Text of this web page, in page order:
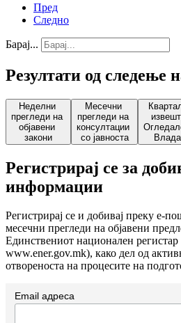
Пред
Следно
Барај...
Резултати од следење
Неделни
прегледи на
објавени
закони
Месечни
прегледи на
консултации
со јавноста
Регистрирај се за
информации
Регистрирај се и добивај преку е-
месечни прегледи на објавени
Единствениот национален
www.ener.gov.mk), како дел од
отвореноста на процесите на
Email адреса